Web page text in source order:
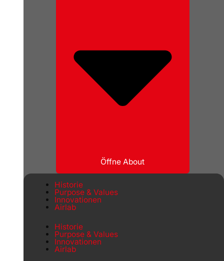
Öffne About
Historie
Purpose & Values
Innovationen
Airlab
Historie
Purpose & Values
Innovationen
Airlab